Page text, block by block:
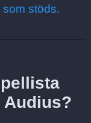
stöds.